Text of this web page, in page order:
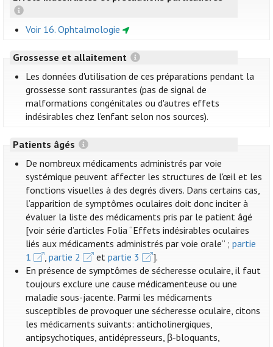
Voir 16. Ophtalmologie
Grossesse et allaitement
Les données d'utilisation de ces préparations pendant la
grossesse sont rassurantes (pas de signal de
malformations congénitales ou d'autres effets
indésirables chez l’enfant selon nos sources).
Patients âgés
De nombreux médicaments administrés par voie
systémique peuvent affecter les structures de l'œil et les
fonctions visuelles à des degrés divers. Dans certains cas,
l’apparition de symptômes oculaires doit donc inciter à
évaluer la liste des médicaments pris par le patient âgé
[voir série d’articles Folia “Effets indésirables oculaires
liés aux médicaments administrés par voie orale” ;partie
1
,partie 2 etpartie 3
].
En présence de symptômes de sécheresse oculaire, il faut
toujours exclure une cause médicamenteuse ou une
maladie sous-jacente. Parmi les médicaments
susceptibles de provoquer une sécheresse oculaire, citons
les médicaments suivants: anticholinergiques,
antipsychotiques, antidépresseurs, β-bloquants,